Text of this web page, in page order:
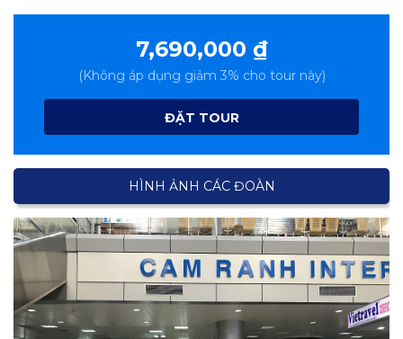
Chi phí xem show biểu diễn Trống trận Tây Sơn.
Bảo hiểm du lịch suốt tuyến, mức đền bù tối đa
20.000.000 đồng/ người.
7,690,000 ₫
(Không áp dụng giảm 3% cho tour này)
ĐẶT TOUR
HÌNH ẢNH CÁC ĐOÀN